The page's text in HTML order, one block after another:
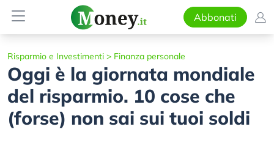
Abbonati
Risparmio e Investimenti > Finanza personale
Oggi è la giornata mondiale
del risparmio. 10 cose che
(forse) non sai sui tuoi soldi